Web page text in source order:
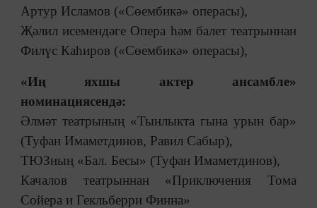
Артур Исламов («Сөембикә» операсы),
Җәлил исемендәге Опера һәм балет театрыннан
Филүс Каһиров («Сөембикә» операсы),
«Иң яхшы актер ансамбле»
номинациясендә:
Әлмәт театрының «Тынлыкта гына урын бар»
(Туфан Имаметдинов, Равил Сабыр),
ТЮЗның «Бал. Бесы» (Туфан Имаметдинов),
Качалов театрыннан «Приключения Тома
Сойера и Гекльберри Финна»